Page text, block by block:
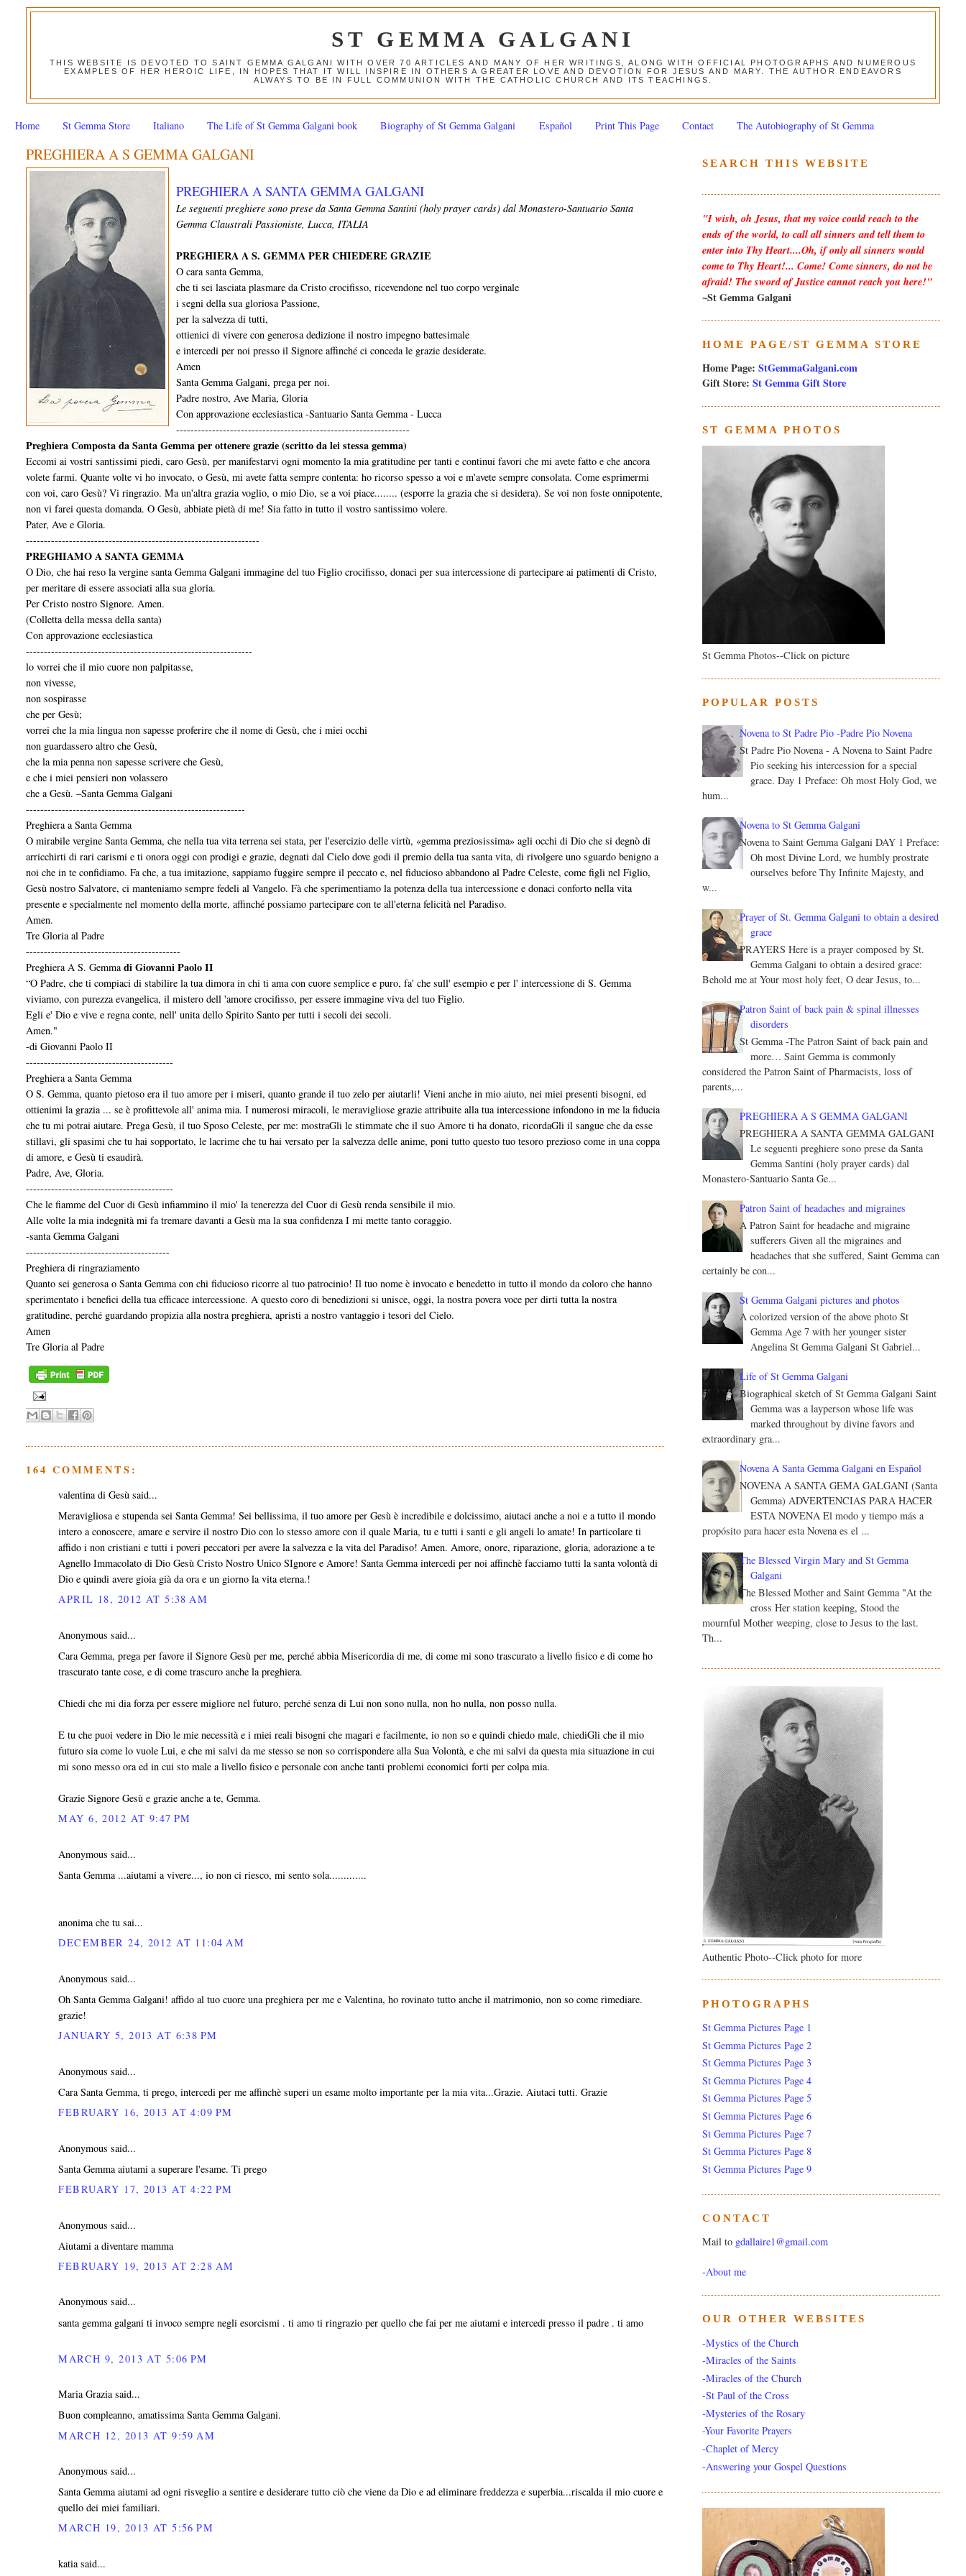
ST GEMMA GALGANI
THIS WEBSITE IS DEVOTED TO SAINT GEMMA GALGANI WITH OVER 70 ARTICLES AND MANY OF HER WRITINGS, ALONG WITH OFFICIAL PHOTOGRAPHS AND NUMEROUS
EXAMPLES OF HER HEROIC LIFE, IN HOPES THAT IT WILL INSPIRE IN OTHERS A GREATER LOVE AND DEVOTION FOR JESUS AND MARY. THE AUTHOR ENDEAVORS
ALWAYS TO BE IN FULL COMMUNION WITH THE CATHOLIC CHURCH AND ITS TEACHINGS.
Home St Gemma Store Italiano The Life of St Gemma Galgani book Biography of St Gemma Galgani Español Print This Page Contact The Autobiography of St Gemma
PREGHIERA A S GEMMA GALGANI
PREGHIERA A SANTA GEMMA GALGANI
Le seguenti preghiere sono prese da Santa Gemma Santini (holy prayer cards) dal Monastero-Santuario Santa
Gemma ­Claustrali Passioniste, Lucca, ITALIA
PREGHIERA A S. GEMMA PER CHIEDERE GRAZIE
O cara santa Gemma,
che ti sei lasciata plasmare da Cristo crocifisso, ricevendone nel tuo corpo verginale
i segni della sua gloriosa Passione,
per la salvezza di tutti,
ottienici di vivere con generosa dedizione il nostro impegno battesimale
e intercedi per noi presso il Signore affinché ci conceda le grazie desiderate.
Amen
Santa Gemma Galgani, prega per noi.
Padre nostro, Ave Maria, Gloria
Con approvazione ecclesiastica -Santuario Santa Gemma - Lucca
-----------------------------------------------------------------
Preghiera Composta da Santa Gemma per ottenere grazie (scritto da lei stessa gemma)
Eccomi ai vostri santissimi piedi, caro Gesù, per manifestarvi ogni momento la mia gratitudine per tanti e continui favori che mi avete fatto e che ancora
volete farmi. Quante volte vi ho invocato, o Gesù, mi avete fatta sempre contenta: ho ricorso spesso a voi e m'avete sempre consolata. Come esprimermi
con voi, caro Gesù? Vi ringrazio. Ma un'altra grazia voglio, o mio Dio, se a voi piace........ (esporre la grazia che si desidera). Se voi non foste onnipotente,
non vi farei questa domanda. O Gesù, abbiate pietà di me! Sia fatto in tutto il vostro santissimo volere.
Pater, Ave e Gloria.
-----------------------------------------------------------------
PREGHIAMO A SANTA GEMMA
O Dio, che hai reso la ver­gine santa Gemma Galgani immagine del tuo Figlio crocifisso, donaci per sua intercessione di partecipare ai patimenti di Cristo,
per meritare di essere associati alla sua gloria.
Per Cristo nostro Signore. Amen.
(Colletta della messa della santa)
Con approvazione ecclesiastica
---------------------------------------------------------------
lo vorrei che il mio cuore non palpitasse,
non vivesse,
non sospirasse
che per Gesù;
vorrei che la mia lingua non sapesse proferire che il nome di Gesù, che i miei occhi
non guardassero altro che Gesù,
che la mia penna non sapesse scrivere che Gesù,
e che i miei pensieri non volassero
che a Gesù. –Santa Gemma Galgani
-------------------------------------------------------------
Preghiera a Santa Gemma
O mirabile vergine Santa Gemma, che nella tua vita terrena sei stata, per l'esercizio delle virtù, «gemma preziosissima» agli occhi di Dio che si degnò di
arricchirti di rari carismi e ti onora oggi con prodigi e grazie, degnati dal Cielo dove godi il premio della tua santa vita, di rivolgere uno sguardo benigno a
noi che in te confidiamo. Fa che, a tua imitazione, sappiamo fuggire sempre il peccato e, nel fiducioso abbandono al Padre Celeste, come figli nel Figlio,
Gesù nostro Salvatore, ci manteniamo sempre fedeli al Vangelo. Fà che sperimentiamo la potenza della tua intercessione e donaci conforto nella vita
presente e specialmente nel momento della morte, affinché possia­mo partecipare con te all'eterna felicità nel Paradiso.
Amen.
Tre Gloria al Padre
-------------------------------------------
Preghiera A S. Gemmadi Giovanni Paolo II
“O Padre, che ti compiaci di stabilire la tua dimora in chi ti ama con cuore semplice e puro, fa' che sull' esempio e per l' intercessione di S. Gemma
viviamo, con purezza evangelica, il mistero dell 'amore crocifisso, per essere immagine viva del tuo Figlio.
Egli e' Dio e vive e regna conte, nell' unita dello Spirito Santo per tutti i secoli dei secoli.
Amen."
-di Giovanni Paolo II
-----------------------------------------
Preghiera a Santa Gemma
O S. Gemma, quanto pietoso era il tuo amore per i miseri, quanto grande il tuo zelo per aiutarli! Vieni anche in mio aiuto, nei miei presenti bisogni, ed
ottienimi la grazia ... se è profittevole all' anima mia. I numerosi miracoli, le meravigliose grazie attribuite alla tua intercessione infondono in me la fidu­cia
che tu mi potrai aiutare. Prega Gesù, il tuo Sposo Celeste, per me: mostraGli le stimmate che il suo Amore ti ha donato, ricordaGli il sangue che da esse
stillavi, gli spasimi che tu hai sopportato, le lacrime che tu hai versato per la salvezza delle anime, poni tutto questo tuo tesoro prezioso come in una coppa
di amore, e Gesù ti esaudirà.
Padre, Ave, Gloria.
-----------------------------------------
Che le fiamme del Cuor di Gesù infiammino il mio' la tenerezza del Cuor di Gesù renda sensibile il mio.
Alle volte la mia indegnità mi fa tremare davanti a Gesù ma la sua confidenza I mi mette tanto coraggio.
-santa Gemma Galgani
----------------------------------------
Preghiera di ringraziamento
Quanto sei generosa o Santa Gemma con chi fiducioso ricorre al tuo patrocinio! Il tuo nome è invocato e benedetto in tutto il mondo da coloro che hanno
sperimentato i benefici della tua efficace intercessione. A questo coro di benedizioni si unisce, oggi, la nostra povera voce per dirti tutta la nostra
gratitudine, perché guardando propizia alla nostra preghiera, apristi a nostro vantaggio i tesori del Cielo.
Amen
Tre Gloria al Padre
164 COMMENTS:
valentina di Gesù said...
Meravigliosa e stupenda sei Santa Gemma! Sei bellissima, il tuo amore per Gesù è incredibile e dolcissimo, aiutaci anche a noi e a tutto il mondo
intero a conoscere, amare e servire il nostro Dio con lo stesso amore con il quale Maria, tu e tutti i santi e gli angeli lo amate! In particolare ti
affido i non cristiani e tutti i poveri peccatori per avere la salvezza e la vita del Paradiso! Amen. Amore, onore, riparazione, gloria, adorazione a te
Agnello Immacolato di Dio Gesù Cristo Nostro Unico SIgnore e Amore! Santa Gemma intercedi per noi affinchè facciamo tutti la santa volontà di
Dio e quindi avere gioia già da ora e un giorno la vita eterna.!
APRIL 18, 2012 AT 5:38 AM
Anonymous said...
Cara Gemma, prega per favore il Signore Gesù per me, perché abbia Misericordia di me, di come mi sono trascurato a livello fisico e di come ho
trascurato tante cose, e di come trascuro anche la preghiera.
Chiedi che mi dia forza per essere migliore nel futuro, perché senza di Lui non sono nulla, non ho nulla, non posso nulla.
E tu che puoi vedere in Dio le mie necessità e i miei reali bisogni che magari e facilmente, io non so e quindi chiedo male, chiediGli che il mio
futuro sia come lo vuole Lui, e che mi salvi da me stesso se non so corrispondere alla Sua Volontà, e che mi salvi da questa mia situazione in cui
mi sono messo ora ed in cui sto male a livello fisico e personale con anche tanti problemi economici forti per colpa mia.
Grazie Signore Gesù e grazie anche a te, Gemma.
MAY 6, 2012 AT 9:47 PM
Anonymous said...
Santa Gemma ...aiutami a vivere..., io non ci riesco, mi sento sola.............
anonima che tu sai...
DECEMBER 24, 2012 AT 11:04 AM
Anonymous said...
Oh Santa Gemma Galgani! affido al tuo cuore una preghiera per me e Valentina, ho rovinato tutto anche il matrimonio, non so come rimediare.
grazie!
JANUARY 5, 2013 AT 6:38 PM
Anonymous said...
Cara Santa Gemma, ti prego, intercedi per me affinchè superi un esame molto importante per la mia vita...Grazie. Aiutaci tutti. Grazie
FEBRUARY 16, 2013 AT 4:09 PM
Anonymous said...
Santa Gemma aiutami a superare l'esame. Ti prego
FEBRUARY 17, 2013 AT 4:22 PM
Anonymous said...
Aiutami a diventare mamma
FEBRUARY 19, 2013 AT 2:28 AM
Anonymous said...
santa gemma galgani ti invoco sempre negli esorcismi . ti amo ti ringrazio per quello che fai per me aiutami e intercedi presso il padre . ti amo
MARCH 9, 2013 AT 5:06 PM
Maria Grazia said...
Buon compleanno, amatissima Santa Gemma Galgani.
MARCH 12, 2013 AT 9:59 AM
Anonymous said...
Santa Gemma aiutami ad ogni risveglio a sentire e desiderare tutto ciò che viene da Dio e ad eliminare freddezza e superbia...riscalda il mio cuore e
quello dei miei familiari.
MARCH 19, 2013 AT 5:56 PM
katia said...
SEARCH THIS WEBSITE
"I wish, oh Jesus, that my voice could reach to the
ends of the world, to call all sinners and tell them to
enter into Thy Heart....Oh, if only all sinners would
come to Thy Heart!... Come! Come sinners, do not be
afraid! The sword of Justice cannot reach you here!"
~St Gemma Galgani
HOME PAGE/ST GEMMA STORE
Home Page: StGemmaGalgani.com
Gift Store: St Gemma Gift Store
ST GEMMA PHOTOS
St Gemma Photos--Click on picture
POPULAR POSTS
Novena to St Padre Pio -Padre Pio Novena
St Padre Pio Novena - A Novena to Saint Padre
Pio seeking his intercession for a special
grace. Day 1 Preface: Oh most Holy God, we
hum...
Novena to St Gemma Galgani
Novena to Saint Gemma Galgani DAY 1 Preface:
Oh most Divine Lord, we humbly prostrate
ourselves before Thy Infinite Majesty, and
w...
Prayer of St. Gemma Galgani to obtain a desired
grace
PRAYERS Here is a prayer composed by St.
Gemma Galgani to obtain a desired grace:
Behold me at Your most holy feet, O dear Jesus, to...
Patron Saint of back pain & spinal illnesses
disorders
St Gemma -The Patron Saint of back pain and
more… Saint Gemma is commonly
considered the Patron Saint of Pharmacists, loss of
parents,...
PREGHIERA A S GEMMA GALGANI
PREGHIERA A SANTA GEMMA GALGANI
Le seguenti preghiere sono prese da Santa
Gemma Santini (holy prayer cards) dal
Monastero-Santuario Santa Ge...
Patron Saint of headaches and migraines
A Patron Saint for headache and migraine
sufferers Given all the migraines and
headaches that she suffered, Saint Gemma can
certainly be con...
St Gemma Galgani pictures and photos
A colorized version of the above photo St
Gemma Age 7 with her younger sister
Angelina St Gemma Galgani St Gabriel...
Life of St Gemma Galgani
Biographical sketch of St Gemma Galgani Saint
Gemma was a layperson whose life was
marked throughout by divine favors and
extraordinary gra...
Novena A Santa Gemma Galgani en Español
NOVENA A SANTA GEMA GALGANI (Santa
Gemma) ADVERTENCIAS PARA HACER
ESTA NOVENA El modo y tiempo más a
propósito para hacer esta Novena es el ...
The Blessed Virgin Mary and St Gemma
Galgani
The Blessed Mother and Saint Gemma "At the
cross Her station keeping, Stood the
mournful Mother weeping, close to Jesus to the last.
Th...
Authentic Photo--Click photo for more
PHOTOGRAPHS
St Gemma Pictures Page 1
St Gemma Pictures Page 2
St Gemma Pictures Page 3
St Gemma Pictures Page 4
St Gemma Pictures Page 5
St Gemma Pictures Page 6
St Gemma Pictures Page 7
St Gemma Pictures Page 8
St Gemma Pictures Page 9
CONTACT
Mail to gdallaire1@gmail.com
-About me
OUR OTHER WEBSITES
-Mystics of the Church
-Miracles of the Saints
-Miracles of the Church
-St Paul of the Cross
-Mysteries of the Rosary
-Your Favorite Prayers
-Chaplet of Mercy
-Answering your Gospel Questions